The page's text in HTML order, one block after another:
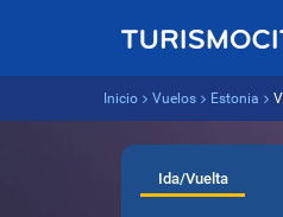
Inicio Vuelos Estonia
Ida/Vuelta